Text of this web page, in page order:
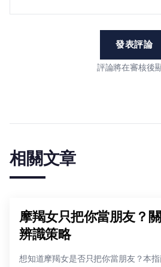
發表評論
評論將在審核後
相關文章
摩羯女只把你當朋友？
辨識策略
想知道摩羯女是否只把你當朋友？本